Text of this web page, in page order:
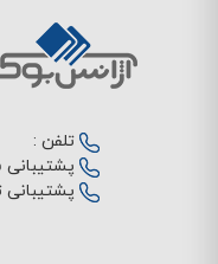
تلفن :
پشتیبانی